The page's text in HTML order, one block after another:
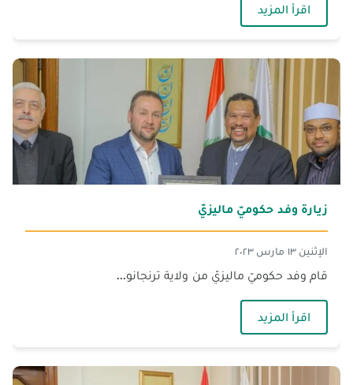
اقرأ المزيد
زيارة وفد حكوميّ ماليزيّ
الإثنين ١٣ مارس ٢٠٢٣
قام وفد حكوميّ ماليزيّ من ولاية ترنجانو...
اقرأ المزيد— زيارة وفد حكوميّ ماليزيّ